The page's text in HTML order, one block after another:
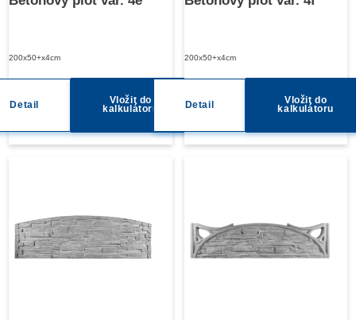
200x50+x4cm
Detail
Vložit do
kalkulátoru
200x50+x4cm
Detail
Vložit do
kalkulátoru